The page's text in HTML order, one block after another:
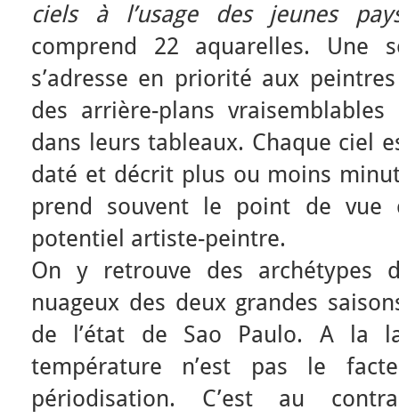
ciels à l’usage des jeunes
comprend 22 aquarelles. Une
s’adresse en priorité aux
des arrière-plans
dans leurs tableaux. Chaque ciel
daté et décrit plus ou moins
prend souvent le point de vue
potentiel artiste-peintre.
On y retrouve des archétypes
nuageux des deux grandes
de l’état de Sao Paulo. A la
température n’est pas le
périodisation. C’est au